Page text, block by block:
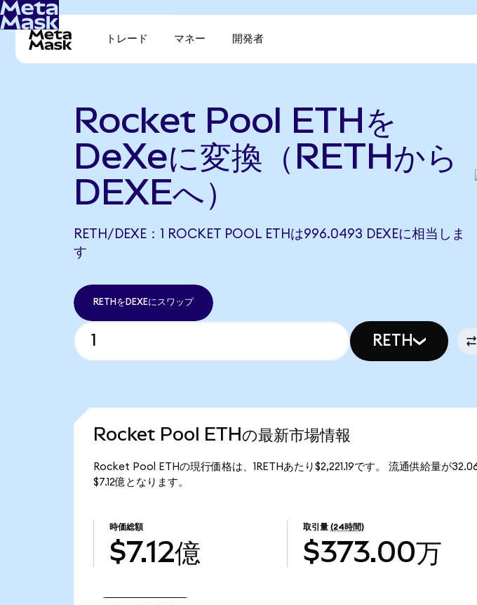
トレード マネー 開発者
Rocket Pool ETHを
DeXeに変換（RETHから
DEXEへ）
RETH/DEXE：1 ROCKET POOL ETHは996.0493 DEXEに相当しま
す
RETHをDEXEにスワップ
RETH
Rocket Pool ETHの最新市場情報
Rocket Pool ETHの現行価格は、1RETHあたり$2,221.19です。 流通供給量が
$7.12億となります。
時価総額
$7.12億
取引量 (24時間)
$373.00万